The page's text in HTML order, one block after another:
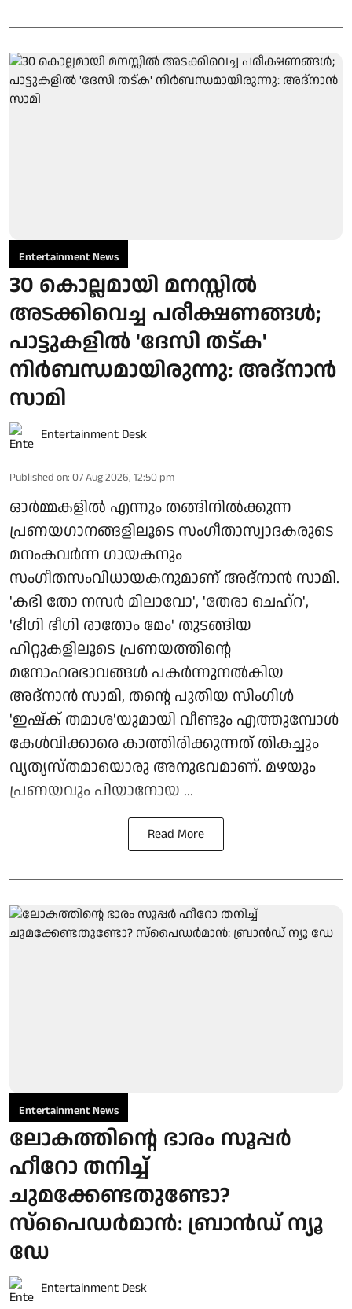
Entertainment News
30 കൊല്ലമായി മനസ്സിൽ
അടക്കിവെച്ച പരീക്ഷണങ്ങൾ;
പാട്ടുകളിൽ 'ദേസി തട്ക'
നിർബന്ധമായിരുന്നു: അദ്നാൻ
സാമി
Entertainment Desk
Published on: 07 Aug 2026, 12:50 pm
ഓർമ്മകളിൽ എന്നും തങ്ങിനിൽക്കുന്ന
പ്രണയഗാനങ്ങളിലൂടെ സംഗീതാസ്വാദകരുടെ
മനംകവർന്ന ഗായകനും
സംഗീതസംവിധായകനുമാണ് അദ്നാൻ സാമി.
'കഭി തോ നസർ മിലാവോ', 'തേരാ ചെഹ്റ',
'ഭീഗി ഭീഗി രാതോം മേം' തുടങ്ങിയ
ഹിറ്റുകളിലൂടെ പ്രണയത്തിന്റെ
മനോഹരഭാവങ്ങൾ പകർന്നുനൽകിയ
അദ്നാൻ സാമി, തന്റെ പുതിയ സിംഗിൾ
'ഇഷ്ക് തമാശ'യുമായി വീണ്ടും എത്തുമ്പോൾ
കേൾവിക്കാരെ കാത്തിരിക്കുന്നത് തികച്ചും
വ്യത്യസ്തമായൊരു അനുഭവമാണ്. മഴയും
പ്രണയവും പിയാനോയ ...
Read More
Entertainment News
ലോകത്തിന്റെ ഭാരം സൂപ്പർ
ഹീറോ തനിച്ച്
ചുമക്കേണ്ടതുണ്ടോ?
സ്പൈഡർമാൻ: ബ്രാൻഡ് ന്യൂ
ഡേ
Entertainment Desk